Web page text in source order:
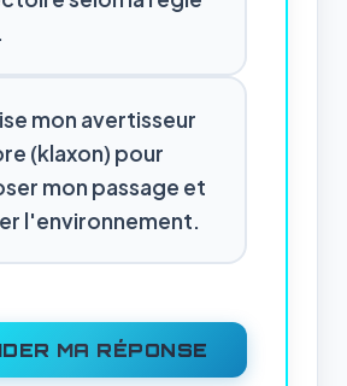
mon avertisseur
(klaxon) pour
mon passage et
l'environnement.
MA RÉPONSE